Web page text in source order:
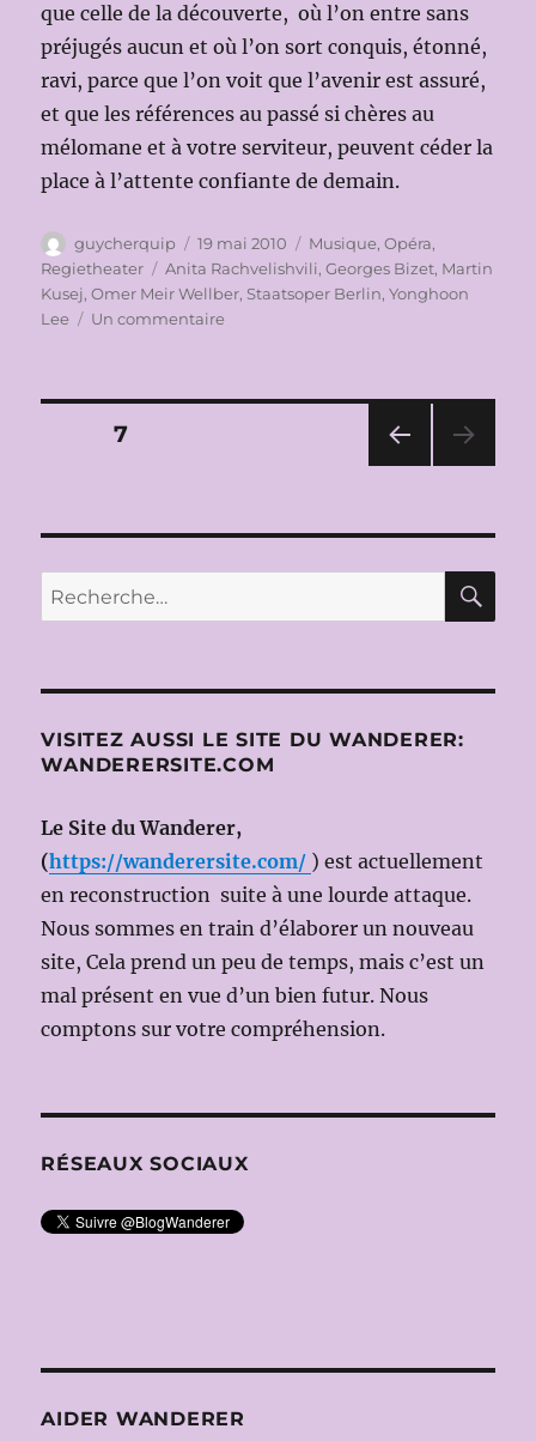
que celle de la découverte, où l’on entre sans
préjugés aucun et où l’on sort conquis, étonné,
ravi, parce que l’on voit que l’avenir est assuré,
et que les références au passé si chères au
mélomane et à votre serviteur, peuvent céder la
place à l’attente confiante de demain.
Auteur
guycherquip
Publié
le
19 mai 2010 Catégories
Musique,Opéra,
Regietheater
Étiquettes
Anita Rachvelishvili,Georges Bizet, Martin
Kusej,Omer Meir Wellber, Staatsoper Berlin,Yonghoon
Lee
Un commentairesur
(15
MAI
Pagination
publications
CÉD
ENT
PAGE7
Recherche
pour :
VISITEZ AUSSI LE SITE DU WANDERER:
WANDERERSITE.COM
Le Site du Wanderer,
(https://wanderersite.com/ ) est actuellement
en reconstruction suite à une lourde attaque.
Nous sommes en train d’élaborer un nouveau
site, Cela prend un peu de temps, mais c’est un
mal présent en vue d’un bien futur. Nous
comptons sur votre compréhension.
RÉSEAUX SOCIAUX
AIDER WANDERER